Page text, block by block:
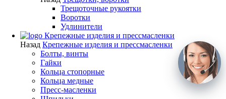
Трещоточные рукоятки
Воротки
Удлинители
Крепежные изделия и прессмасленки
Назад Крепежные изделия и прессмасленки
Болты, винты
Гайки
Кольца стопорные
Кольца медные
Пресс-масленки